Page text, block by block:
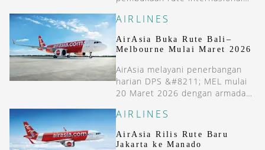
Bharu dengan Jakarta.
AIRLINES
AirAsia Buka Rute Bali–
Melbourne Mulai Maret 2026
AirAsia melayani penerbangan
harian DPS &#8211; MEL mulai
20 Maret 2026 dengan armada
memperluas konektivitas
Australia-Indonesia.
AIRLINES
AirAsia Rilis Rute Baru
Jakarta ke Manado